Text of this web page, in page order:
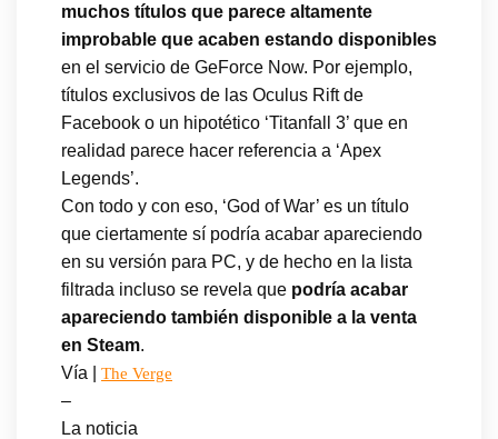
muchos títulos que parece altamente
improbable que acaben estando disponibles
en el servicio de GeForce Now. Por ejemplo,
títulos exclusivos de las Oculus Rift de
Facebook o un hipotético ‘Titanfall 3’ que en
realidad parece hacer referencia a ‘Apex
Legends’.
Con todo y con eso, ‘God of War’ es un título
que ciertamente sí podría acabar apareciendo
en su versión para PC, y de hecho en la lista
filtrada incluso se revela que podría acabar
apareciendo también disponible a la venta
en Steam.
Vía | The Verge
–
La noticia